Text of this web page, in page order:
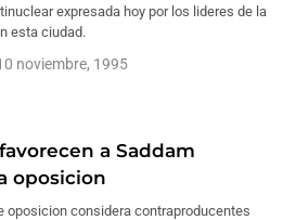
expresada hoy por los lideres de la
esta ciudad.
noviembre, 1995
a Saddam
oposicion
oposicion considera contraproducentes